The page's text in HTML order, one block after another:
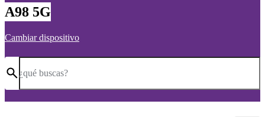
A98 5G
Cambiar dispositivo
¿qué buscas?